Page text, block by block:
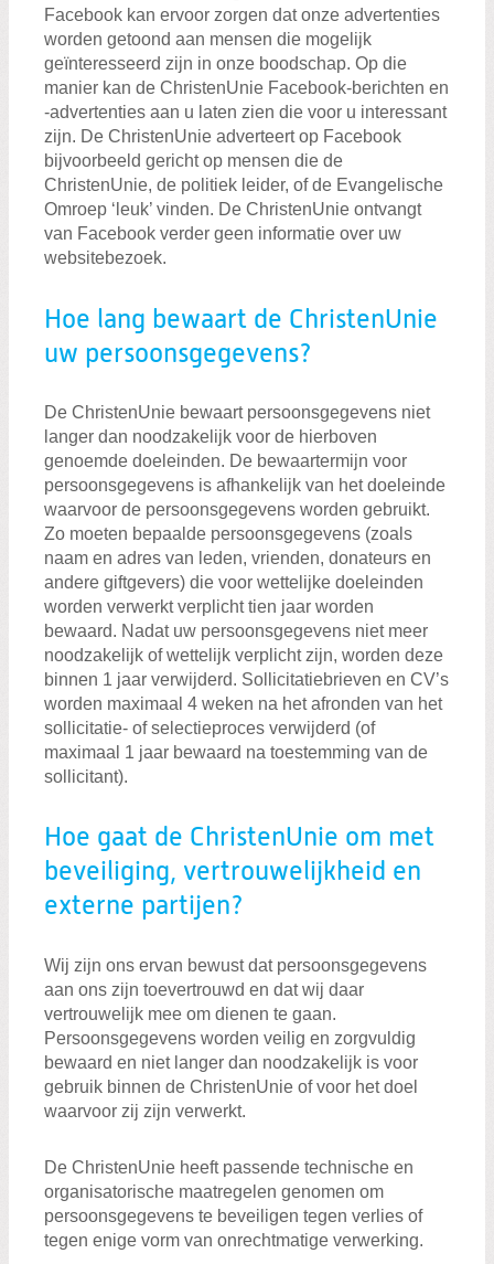
Facebook kan ervoor zorgen dat onze advertenties
worden getoond aan mensen die mogelijk
geïnteresseerd zijn in onze boodschap. Op die
manier kan de ChristenUnie Facebook-berichten en
-advertenties aan u laten zien die voor u interessant
zijn. De ChristenUnie adverteert op Facebook
bijvoorbeeld gericht op mensen die de
ChristenUnie, de politiek leider, of de Evangelische
Omroep ‘leuk’ vinden. De ChristenUnie ontvangt
van Facebook verder geen informatie over uw
websitebezoek.
Hoe lang bewaart de ChristenUnie
uw persoonsgegevens?
De ChristenUnie bewaart persoonsgegevens niet
langer dan noodzakelijk voor de hierboven
genoemde doeleinden. De bewaartermijn voor
persoonsgegevens is afhankelijk van het doeleinde
waarvoor de persoonsgegevens worden gebruikt.
Zo moeten bepaalde persoonsgegevens (zoals
naam en adres van leden, vrienden, donateurs en
andere giftgevers) die voor wettelijke doeleinden
worden verwerkt verplicht tien jaar worden
bewaard. Nadat uw persoonsgegevens niet meer
noodzakelijk of wettelijk verplicht zijn, worden deze
binnen 1 jaar verwijderd. Sollicitatiebrieven en CV’s
worden maximaal 4 weken na het afronden van het
sollicitatie- of selectieproces verwijderd (of
maximaal 1 jaar bewaard na toestemming van de
sollicitant).
Hoe gaat de ChristenUnie om met
beveiliging, vertrouwelijkheid en
externe partijen?
Wij zijn ons ervan bewust dat persoonsgegevens
aan ons zijn toevertrouwd en dat wij daar
vertrouwelijk mee om dienen te gaan.
Persoonsgegevens worden veilig en zorgvuldig
bewaard en niet langer dan noodzakelijk is voor
gebruik binnen de ChristenUnie of voor het doel
waarvoor zij zijn verwerkt.
De ChristenUnie heeft passende technische en
organisatorische maatregelen genomen om
persoonsgegevens te beveiligen tegen verlies of
tegen enige vorm van onrechtmatige verwerking.